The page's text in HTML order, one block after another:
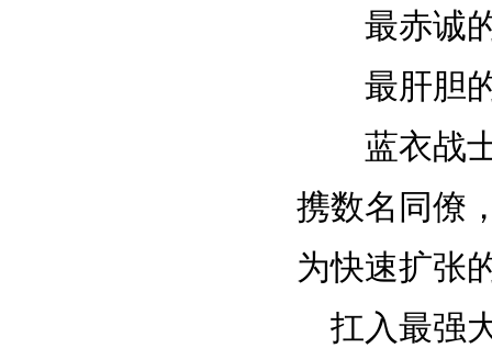
最赤诚
最肝胆
蓝衣战
携数名同僚
为快速扩张
扛入最强